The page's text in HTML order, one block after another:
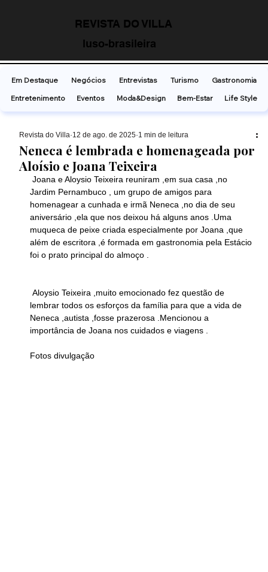
REVISTA DO VILLA
luso-brasileira
Neneca é lembrada e homenageada por
Aloísio e Joana Teixeira
Revista do Villa 12 de ago. de 2025 1 min de leitura
Joana e Aloysio Teixeira reuniram ,em sua casa ,no
Jardim Pernambuco , um grupo de amigos para
homenagear a cunhada e irmã Neneca ,no dia de seu
aniversário ,ela que nos deixou há alguns anos .Uma
muqueca de peixe criada especialmente por Joana ,que
além de escritora ,é formada em gastronomia pela Estácio
foi o prato principal do almoço .
Aloysio Teixeira ,muito emocionado fez questão de
lembrar todos os esforços da família para que a vida de
Neneca ,autista ,fosse prazerosa .Mencionou a
importância de Joana nos cuidados e viagens .
Fotos divulgação
Em Destaque Negócios Entrevistas Turismo
Gastronomia
Entretenimento
Eventos Moda&Design Bem-Estar Life Style